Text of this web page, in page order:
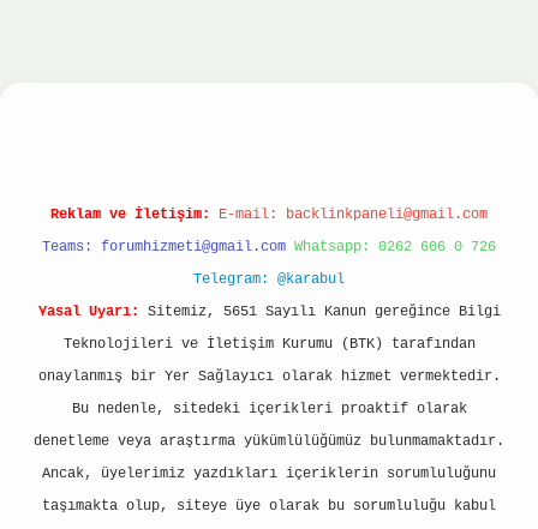
Reklam ve İletişim: E-mail: backlinkpaneli@gmail.com
Teams: forumhizmeti@gmail.com Whatsapp: 0262 606 0 726
Telegram: @karabul
Yasal Uyarı:
Sitemiz, 5651 Sayılı Kanun gereğince Bilgi
Teknolojileri ve İletişim Kurumu (BTK) tarafından
onaylanmış bir Yer Sağlayıcı olarak hizmet vermektedir.
Bu nedenle, sitedeki içerikleri proaktif olarak
denetleme veya araştırma yükümlülüğümüz bulunmamaktadır.
Ancak, üyelerimiz yazdıkları içeriklerin sorumluluğunu
taşımakta olup, siteye üye olarak bu sorumluluğu kabul